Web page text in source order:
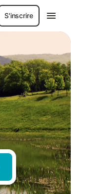
S'inscrire